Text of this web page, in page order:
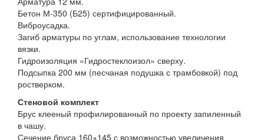
Бетон М-350 (Б25) сертифицированный.
Виброусадка.
Загиб арматуры по углам, использование технологии
вязки.
Гидроизоляция «Гидростеклоизол» сверху.
Подсыпка 200 мм (песчаная подушка с трамбовкой) под
ростверком.
Стеновой комплект
Брус клееный профилированный по проекту запиленный
в чашу.
Сечение бруса 160×145 с возможностью увеличения